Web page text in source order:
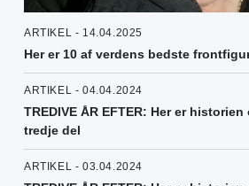
ARTIKEL - 14.04.2025
Her er 10 af verdens bedste
ARTIKEL - 04.04.2024
TREDIVE ÅR EFTER: Her er
tredje del
ARTIKEL - 03.04.2024